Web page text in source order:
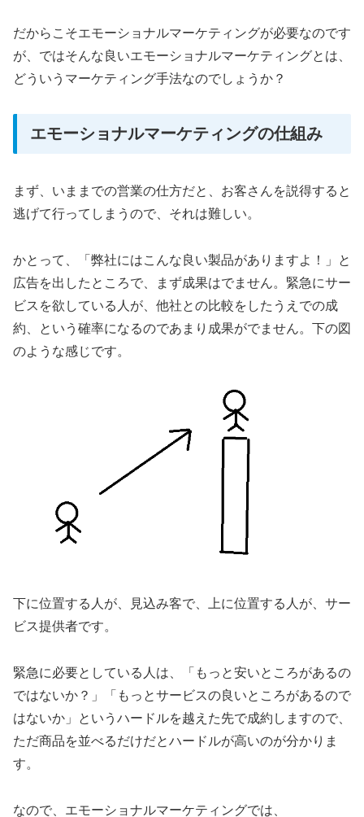
だからこそエモーショナルマーケティングが必要なのです
が、ではそんな良いエモーショナルマーケティングとは、
どういうマーケティング手法なのでしょうか？
エモーショナルマーケティングの仕組み
まず、いままでの営業の仕方だと、お客さんを説得すると
逃げて行ってしまうので、それは難しい。
かとって、「弊社にはこんな良い製品がありますよ！」と
広告を出したところで、まず成果はでません。緊急にサー
ビスを欲している人が、他社との比較をしたうえでの成
約、という確率になるのであまり成果がでません。下の図
のような感じです。
下に位置する人が、見込み客で、上に位置する人が、サー
ビス提供者です。
緊急に必要としている人は、「もっと安いところがあるの
ではないか？」「もっとサービスの良いところがあるので
はないか」というハードルを越えた先で成約しますので、
ただ商品を並べるだけだとハードルが高いのが分かりま
す。
なので、エモーショナルマーケティングでは、